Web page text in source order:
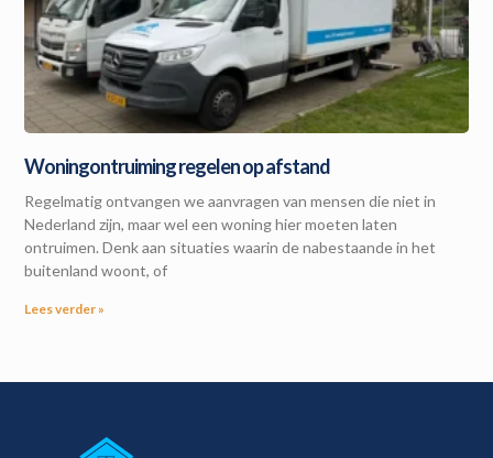
Woningontruiming regelen op afstand
Regelmatig ontvangen we aanvragen van mensen die niet in
Nederland zijn, maar wel een woning hier moeten laten
ontruimen. Denk aan situaties waarin de nabestaande in het
buitenland woont, of
Lees verder »